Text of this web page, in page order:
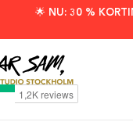
🌟 NU: 30 %